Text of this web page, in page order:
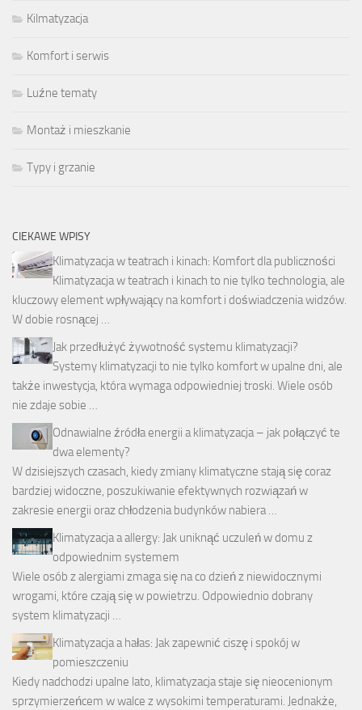
Kilmatyzacja
Komfort i serwis
Luźne tematy
Montaż i mieszkanie
Typy i grzanie
CIEKAWE WPISY
Klimatyzacja w teatrach i kinach: Komfort dla publiczności
Klimatyzacja w teatrach i kinach to nie tylko technologia, ale
kluczowy element wpływający na komfort i doświadczenia widzów.
W dobie rosnącej …
Jak przedłużyć żywotność systemu klimatyzacji?
Systemy klimatyzacji to nie tylko komfort w upalne dni, ale
także inwestycja, która wymaga odpowiedniej troski. Wiele osób
nie zdaje sobie …
Odnawialne źródła energii a klimatyzacja – jak połączyć te
dwa elementy?
W dzisiejszych czasach, kiedy zmiany klimatyczne stają się coraz
bardziej widoczne, poszukiwanie efektywnych rozwiązań w
zakresie energii oraz chłodzenia budynków nabiera …
Klimatyzacja a allergy: Jak uniknąć uczuleń w domu z
odpowiednim systemem
Wiele osób z alergiami zmaga się na co dzień z niewidocznymi
wrogami, które czają się w powietrzu. Odpowiednio dobrany
system klimatyzacji …
Klimatyzacja a hałas: Jak zapewnić ciszę i spokój w
pomieszczeniu
Kiedy nadchodzi upalne lato, klimatyzacja staje się nieocenionym
sprzymierzeńcem w walce z wysokimi temperaturami. Jednakże,